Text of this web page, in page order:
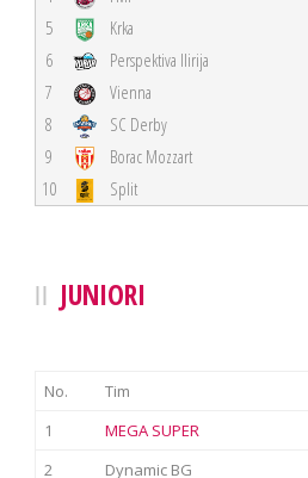
5
Krka
6
Perspektiva Ilirija
7
Vienna
8
SC Derby
9
Borac Mozzart
10
Split
JUNIORI
No. Tim
1
MEGA SUPER
2
Dynamic BG